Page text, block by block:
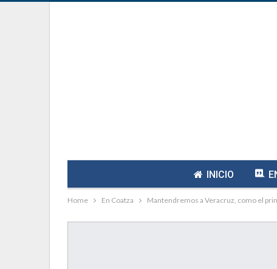
INICIO
Home En Coatza Mantendremos a Veracruz, como el